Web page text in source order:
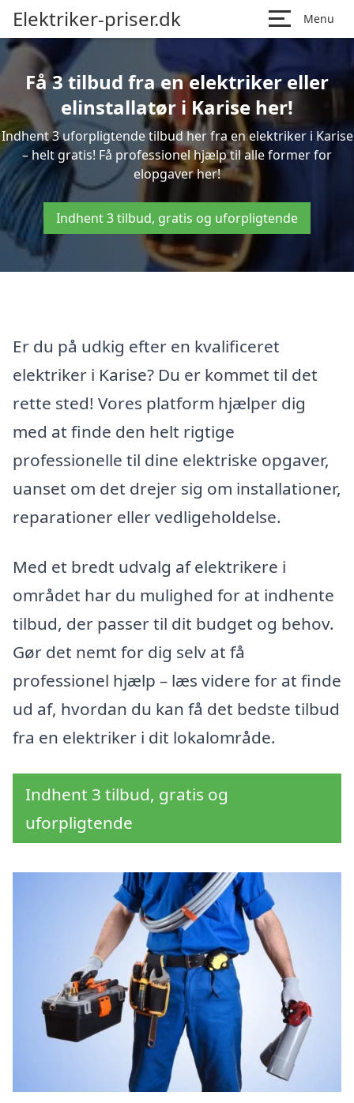
Elektriker-priser.dk Menu
Få 3 tilbud fra en elektriker eller
elinstallatør i Karise her!
Indhent 3 uforpligtende tilbud her fra en elektriker i Karise
– helt gratis! Få professionel hjælp til alle former for
elopgaver her!
Indhent 3 tilbud, gratis og uforpligtende
Er du på udkig efter en kvalificeret
elektriker i Karise? Du er kommet til det
rette sted! Vores platform hjælper dig
med at finde den helt rigtige
professionelle til dine elektriske opgaver,
uanset om det drejer sig om installationer,
reparationer eller vedligeholdelse.
Med et bredt udvalg af elektrikere i
området har du mulighed for at indhente
tilbud, der passer til dit budget og behov.
Gør det nemt for dig selv at få
professionel hjælp – læs videre for at finde
ud af, hvordan du kan få det bedste tilbud
fra en elektriker i dit lokalområde.
Indhent 3 tilbud, gratis og
uforpligtende